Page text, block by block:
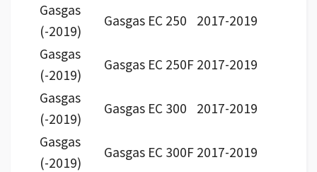
Gasgas
(-2019)
Gasgas EC 250
2017-2019
Gasgas
(-2019)
Gasgas EC 250F 2017-2019
Gasgas
(-2019)
Gasgas EC 300
2017-2019
Gasgas
(-2019)
Gasgas EC 300F 2017-2019